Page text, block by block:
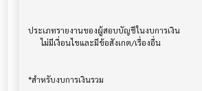
ประเภทรายงานของผู้สอบบัญชีในงบการเงิน
      ไม่มีเงื่อนไขและมีข้อสังเกต/เรื่องอื่น
*สำหรับงบการเงินรวม